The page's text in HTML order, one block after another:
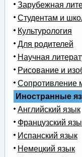
Зарубежная
Студентам и
Культурология
Для родителей
Научная
Рисование и
Сопротивление
Иностранные
Английский язык
Французский
Испанский язык
Немецкий язык